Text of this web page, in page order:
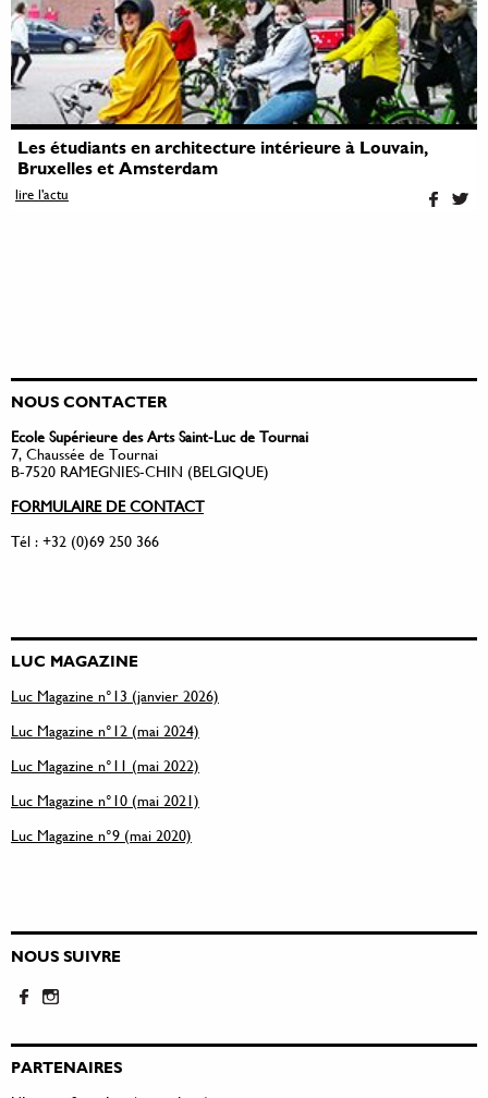
Les étudiants en architecture intérieure à Louvain,
Bruxelles et Amsterdam
lire l'actu
NOUS CONTACTER
Ecole Supérieure des Arts Saint-Luc de Tournai
7, Chaussée de Tournai
B-7520 RAMEGNIES-CHIN (BELGIQUE)
FORMULAIRE DE CONTACT
Tél : +32 (0)69 250 366
LUC MAGAZINE
Luc Magazine n°13 (janvier 2026)
Luc Magazine n°12 (mai 2024)
Luc Magazine n°11 (mai 2022)
Luc Magazine n°10 (mai 2021)
Luc Magazine n°9 (mai 2020)
NOUS SUIVRE
PARTENAIRES